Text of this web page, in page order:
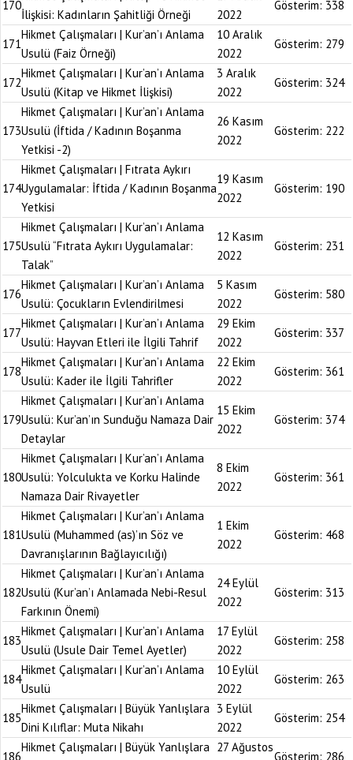
170
İlişkisi: Kadınların Şahitliği Örneği
2022
Gösterim: 338
171
Hikmet Çalışmaları | Kur’an’ı Anlama
Usulü (Faiz Örneği)
10 Aralık
2022
Gösterim: 279
172
Hikmet Çalışmaları | Kur’an’ı Anlama
Usulü (Kitap ve Hikmet İlişkisi)
3 Aralık
2022
Gösterim: 324
173
Hikmet Çalışmaları | Kur’an’ı Anlama
Usulü (İftida / Kadının Boşanma
Yetkisi -2)
26 Kasım
2022
Gösterim: 222
174
Hikmet Çalışmaları | Fıtrata Aykırı
Uygulamalar: İftida / Kadının Boşanma
Yetkisi
19 Kasım
2022
Gösterim: 190
175
Hikmet Çalışmaları | Kur’an’ı Anlama
Usulü “Fıtrata Aykırı Uygulamalar:
Talak”
12 Kasım
2022
Gösterim: 231
176
Hikmet Çalışmaları | Kur’an’ı Anlama
Usulü: Çocukların Evlendirilmesi
5 Kasım
2022
Gösterim: 580
177
Hikmet Çalışmaları | Kur’an’ı Anlama
Usulü: Hayvan Etleri ile İlgili Tahrif
29 Ekim
2022
Gösterim: 337
178
Hikmet Çalışmaları | Kur’an’ı Anlama
Usulü: Kader ile İlgili Tahrifler
22 Ekim
2022
Gösterim: 361
179
Hikmet Çalışmaları | Kur’an’ı Anlama
Usulü: Kur’an’ın Sunduğu Namaza Dair
Detaylar
15 Ekim
2022
Gösterim: 374
180
Hikmet Çalışmaları | Kur’an’ı Anlama
Usulü: Yolculukta ve Korku Halinde
Namaza Dair Rivayetler
8 Ekim
2022
Gösterim: 361
181
Hikmet Çalışmaları | Kur’an’ı Anlama
Usulü (Muhammed (as)’ın Söz ve
Davranışlarının Bağlayıcılığı)
1 Ekim
2022
Gösterim: 468
182
Hikmet Çalışmaları | Kur’an’ı Anlama
Usulü (Kur’an’ı Anlamada Nebi-Resul
Farkının Önemi)
24 Eylül
2022
Gösterim: 313
183
Hikmet Çalışmaları | Kur’an’ı Anlama
Usulü (Usule Dair Temel Ayetler)
17 Eylül
2022
Gösterim: 258
184
Hikmet Çalışmaları | Kur’an’ı Anlama
Usulü
10 Eylül
2022
Gösterim: 263
185
Hikmet Çalışmaları | Büyük Yanlışlara
Dini Kılıflar: Muta Nikahı
3 Eylül
2022
Gösterim: 254
186
Hikmet Çalışmaları | Büyük Yanlışlara 27 Ağustos
Gösterim: 286